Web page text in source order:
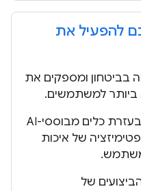
להפעיל את
בביטחון ומספקים את
ביותר למשתמשים.
השקה, מעקב ושיפור בעזרת כלים מבוססי-AI
של איכות
של